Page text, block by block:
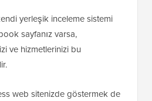
yerleşik inceleme sistemi
sayfanız varsa,
ve hizmetlerinizi bu
web sitenizde göstermek de